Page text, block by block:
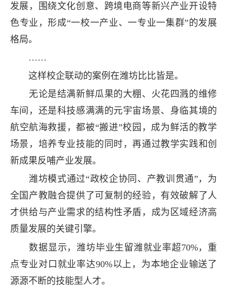
发展，围绕文化创意、跨境电商等新兴产业开设特
色专业，形成“一校一产业、一专业一集群”的发展
格局。
……
这样校企联动的案例在潍坊比比皆是。
无论是结满新鲜瓜果的大棚、火花四溅的维修
车间，还是科技感满满的元宇宙场景、身临其境的
航空航海救援，都被“搬进”校园，成为鲜活的教学
场景，培养专业技能的同时，再通过教学实践和创
新成果反哺产业发展。
潍坊模式通过“政校企协同、产教训贯通”，为
全国产教融合提供了可复制的经验，有效破解了人
才供给与产业需求的结构性矛盾，成为区域经济高
质量发展的关键引擎。
数据显示，潍坊毕业生留潍就业率超70%，重
点专业对口就业率达90%以上，为本地企业输送了
源源不断的技能型人才。